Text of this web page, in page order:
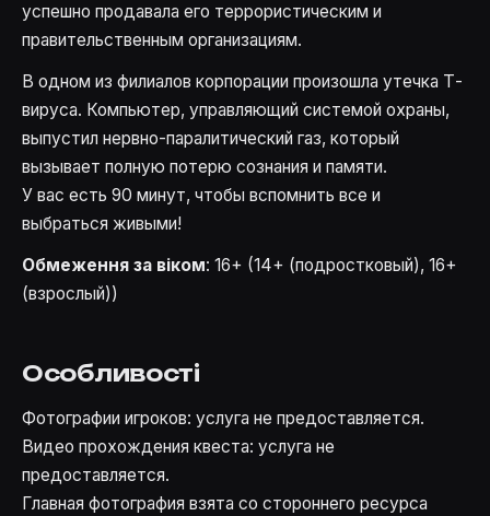
успешно продавала его террористическим и
правительственным организациям.
В одном из филиалов корпорации произошла утечка Т-
вируса. Компьютер, управляющий системой охраны,
выпустил нервно-паралитический газ, который
вызывает полную потерю сознания и памяти.
У вас есть 90 минут, чтобы вспомнить все и
выбраться живыми!
Обмеження за віком: 16+ (14+ (подростковый), 16+
(взрослый))
Особливості
Фотографии игроков: услуга не предоставляется.
Видео прохождения квеста: услуга не
предоставляется.
Главная фотография взята со стороннего ресурса